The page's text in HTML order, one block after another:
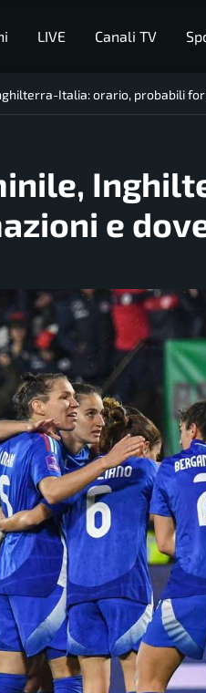
LIVE Canali TV
Italia: orario, probabili
e